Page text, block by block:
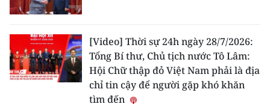
[Video] Thời sự 24h ngày 28/7/2026:
Tổng Bí thư, Chủ tịch nước Tô Lâm:
Hội Chữ thập đỏ Việt Nam phải là địa
chỉ tin cậy để người gặp khó khăn
tìm đến